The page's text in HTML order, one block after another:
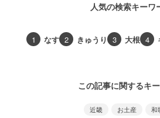
人気の検索キーワ
1 なす 2 きゅうり 3 大根 4
この記事に関するキ
近畿 お土産 和